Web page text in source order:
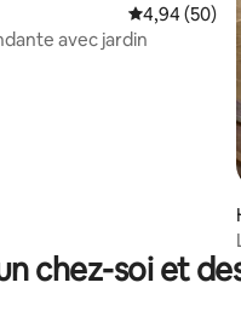
Évaluation
4,94 (50)
avec jardin
chez-soi et